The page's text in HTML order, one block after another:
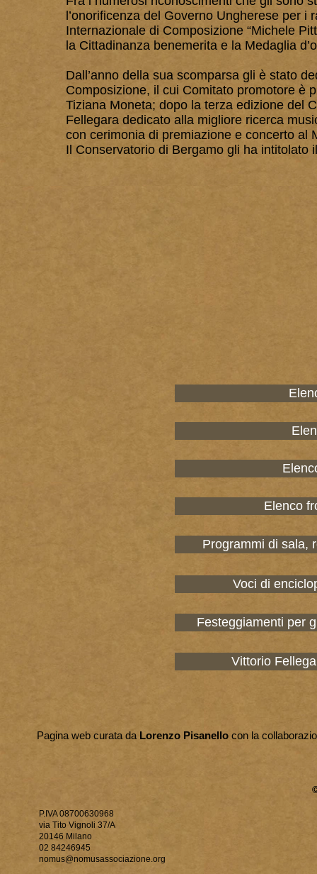
l’onorificenza del Governo Ungherese per
Internazionale di Composizione “Michele
la Cittadinanza benemerita e la Medaglia
Dall’anno della sua scomparsa gli è stato
Composizione, il cui Comitato promotore è
Tiziana Moneta; dopo la terza edizione del
Fellegara dedicato alla migliore ricerca
con cerimonia di premiazione e concerto al
Il Conservatorio di Bergamo gli ha intitolato
Elenco
Programmi di sala,
Voci di
Festeggiamenti per
Vittorio
Pagina web curata da Lorenzo Pisanello con la
P.IVA 08700630968
via Tito Vignoli 37/A
20146 Milano
02 84246945
nomus@nomusassociazione.org